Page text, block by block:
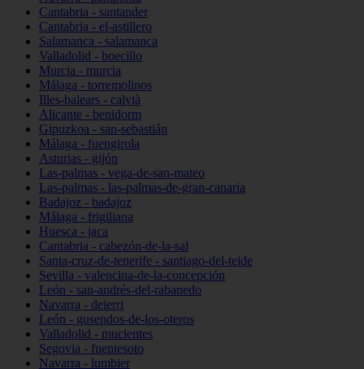
Cantabria - santander
Cantabria - el-astillero
Salamanca - salamanca
Valladolid - boecillo
Murcia - murcia
Málaga - torremolinos
Illes-balears - calvià
Alicante - benidorm
Gipuzkoa - san-sebastián
Málaga - fuengirola
Asturias - gijón
Las-palmas - vega-de-san-mateo
Las-palmas - las-palmas-de-gran-canaria
Badajoz - badajoz
Málaga - frigiliana
Huesca - jaca
Cantabria - cabezón-de-la-sal
Santa-cruz-de-tenerife - santiago-del-teide
Sevilla - valencina-de-la-concepción
León - san-andrés-del-rabanedo
Navarra - deierri
León - gusendos-de-los-oteros
Valladolid - mucientes
Segovia - fuentesoto
Navarra - lumbier